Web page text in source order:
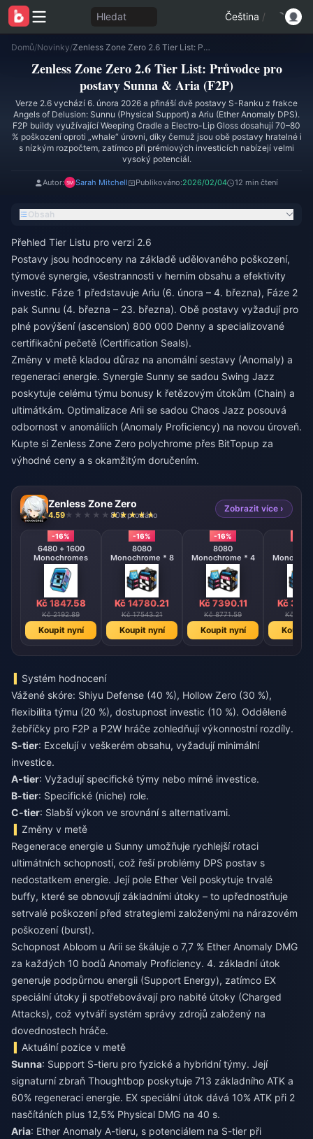
Hledat Čeština /
Domů/Novinky/ Zenless Zone Zero 2.6 Tier List: Průvodce pro postavy Sunna & Aria (F2P)
Zenless Zone Zero 2.6 Tier List: Průvodce pro
postavy Sunna & Aria (F2P)
Verze 2.6 vychází 6. února 2026 a přináší dvě postavy S-Ranku z frakce
Angels of Delusion: Sunnu (Physical Support) a Ariu (Ether Anomaly DPS).
F2P buildy využívající Weeping Cradle a Electro-Lip Gloss dosahují 70–80
% poškození oproti „whale“ úrovni, díky čemuž jsou obě postavy hratelné i
s nízkým rozpočtem, zatímco při prémiových investicích nabízejí velmi
vysoký potenciál.
Autor: Sarah Mitchell Publikováno:2026/02/04 12 min čtení
Obsah
Přehled Tier Listu pro verzi 2.6
Postavy jsou hodnoceny na základě udělovaného poškození,
týmové synergie, všestrannosti v herním obsahu a efektivity
investic. Fáze 1 představuje Ariu (6. února – 4. března), Fáze 2
pak Sunnu (4. března – 23. března). Obě postavy vyžadují pro
plné povýšení (ascension) 800 000 Denny a specializované
certifikační pečetě (Certification Seals).
Změny v metě kladou důraz na anomální sestavy (Anomaly) a
regeneraci energie. Synergie Sunny se sadou Swing Jazz
poskytuje celému týmu bonusy k řetězovým útokům (Chain) a
ultimátkám. Optimalizace Arii se sadou Chaos Jazz posouvá
odbornost v anomáliích (Anomaly Proficiency) na novou úroveň.
Kupte si Zenless Zone Zero polychrome přes BitTopup za
výhodné ceny a s okamžitým doručením.
Zenless Zone Zero
4.59 808 prodáno
Zobrazit více ›
-16%
6480 + 1600
Monochromes
Kč 1847.58
Kč 2192.89
Koupit nyní
-16%
8080
Monochrome * 8
Kč 14780.21
Kč 17543.21
Koupit nyní
-16%
8080
Monochrome * 4
Kč 7390.11
Kč 8771.59
Koupit nyní
Kč
Kč
Koupit
Systém hodnocení
Vážené skóre: Shiyu Defense (40 %), Hollow Zero (30 %),
flexibilita týmu (20 %), dostupnost investic (10 %). Oddělené
žebříčky pro F2P a P2W hráče zohledňují výkonnostní rozdíly.
S-tier: Excelují v veškerém obsahu, vyžadují minimální
investice.
A-tier: Vyžadují specifické týmy nebo mírné investice.
B-tier: Specifické (niche) role.
C-tier: Slabší výkon ve srovnání s alternativami.
Změny v metě
Regenerace energie u Sunny umožňuje rychlejší rotaci
ultimátních schopností, což řeší problémy DPS postav s
nedostatkem energie. Její pole Ether Veil poskytuje trvalé
buffy, které se obnovují základními útoky – to upřednostňuje
setrvalé poškození před strategiemi založenými na nárazovém
poškození (burst).
Schopnost Abloom u Arii se škáluje o 7,7 % Ether Anomaly DMG
za každých 10 bodů Anomaly Proficiency. 4. základní útok
generuje podpůrnou energii (Support Energy), zatímco EX
speciální útoky ji spotřebovávají pro nabité útoky (Charged
Attacks), což vytváří systém správy zdrojů založený na
dovednostech hráče.
Aktuální pozice v metě
Sunna: Support S-tieru pro fyzické a hybridní týmy. Její
signaturní zbraň Thoughtbop poskytuje 713 základního ATK a
60% regeneraci energie. EX speciální útok dává 10% ATK při 2
nasčítáních plus 12,5% Physical DMG na 40 s.
Aria: Ether Anomaly A-tieru, s potenciálem na S-tier při